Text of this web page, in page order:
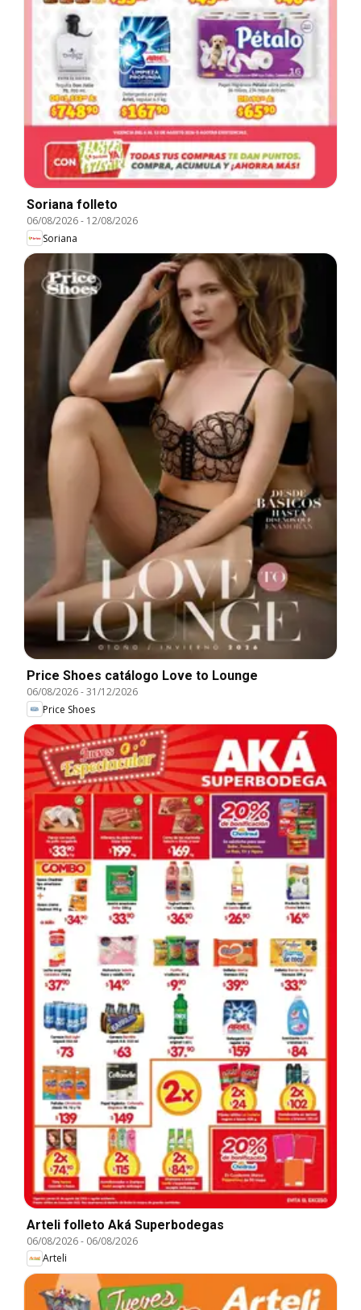
Soriana folleto
06/08/2026- 12/08/2026
Soriana
Price Shoes catálogo Love to Lounge
06/08/2026-31/12/2026
Price Shoes
Arteli folleto Aká Superbodegas
06/08/2026- 06/08/2026
Arteli